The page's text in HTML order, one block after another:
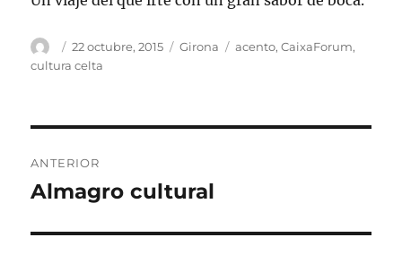
Autor
Publicado
el
22 octubre, 2015 Categorías
Girona Etiquetas
acento,CaixaForum,
cultura celta
de
ANTERIOR
Entrada
Almagro cultural